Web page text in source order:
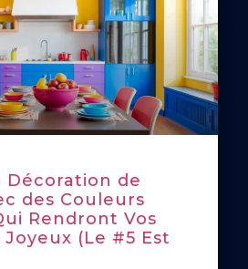
Décoration de
des Couleurs
Rendront Vos
Joyeux (Le #5 Est